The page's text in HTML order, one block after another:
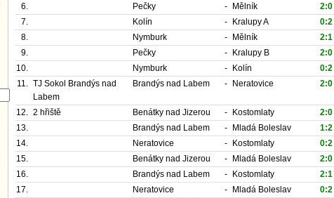
6.
Pečky - Mělník 2:0
7.
Kolín - Kralupy A 0:2
8.
Nymburk - Mělník 2:1
9.
Pečky - Kralupy B 2:0
10.
Nymburk - Kolín 0:2
11. TJ Sokol Brandýs nad
Labem
Brandýs nad Labem - Neratovice 2:0
12. 2 hřiště Benátky nad Jizerou - Kostomlaty 2:0
13.
Brandýs nad Labem - Mladá Boleslav 1:2
14.
Neratovice - Kostomlaty 0:2
15.
Benátky nad Jizerou - Mladá Boleslav 2:0
16.
Brandýs nad Labem - Kostomlaty 2:1
17.
Neratovice - Mladá Boleslav 0:2